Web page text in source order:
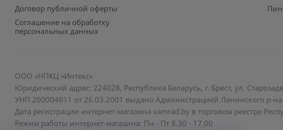
Договор публичной оферты
Соглашение на обработку
персональных данных
ООО «НПКЦ «Интекс»
Юридический адрес: 224028, Республика Беларусь, г. Брест, ул.
УНП 200004011 от 26.03.2001 выдано Администрацией Ленинского р-на
Дата регистрации интернет-магазина vamrad.by в торговом реестре
Режим работы интернет-магазина: Пн - Пт 8.30 - 17.00